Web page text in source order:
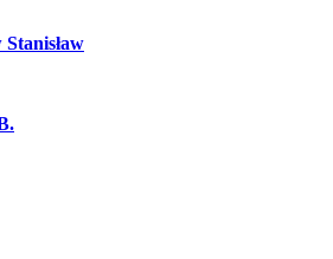
Stanisław